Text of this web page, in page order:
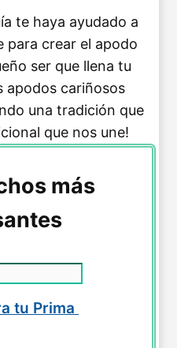
te haya ayudado a
para crear el apodo
ser que llena tu
apodos cariñosos
una tradición que
que nos une!
más
tu Prima